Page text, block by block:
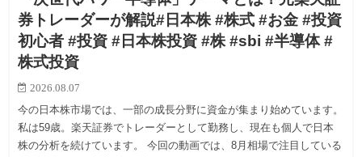
券トレーダーが解説#日本株 #株式 #お金 #投資
初心者 #投資 #日本株投資 #株 #sbi #半導体 #
株式投資
2026.08.07
今の日本株市場では、一部の成長分野に資金が集まり始めています。
私は59歳。楽天証券でトレーダーとして勤務し、現在も個人で日本
株の分析を続けています。 今回の動画では、8月相場で注目している